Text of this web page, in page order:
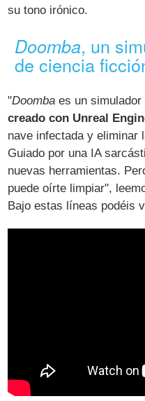
su tono irónico.
Doomba, un
de ciencia
"Doomba es un
creado con Unreal
nave infectada y eliminar
Guiado por una IA
nuevas herramientas.
puede oírte limpiar",
Bajo estas líneas podéis